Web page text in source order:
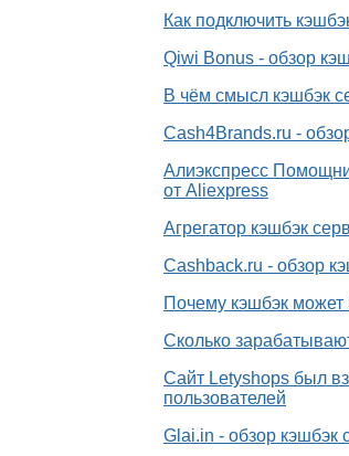
Как подключить
Qiwi Bonus - обзор
В чём смысл кэшбэк
Cash4Brands.ru -
Алиэкспресс
от Aliexpress
Агрегатор кэшбэк
Cashback.ru - обзор
Почему кэшбэк может
Сколько
Сайт Letyshops был
пользователей
Glai.in - обзор кэшбэк